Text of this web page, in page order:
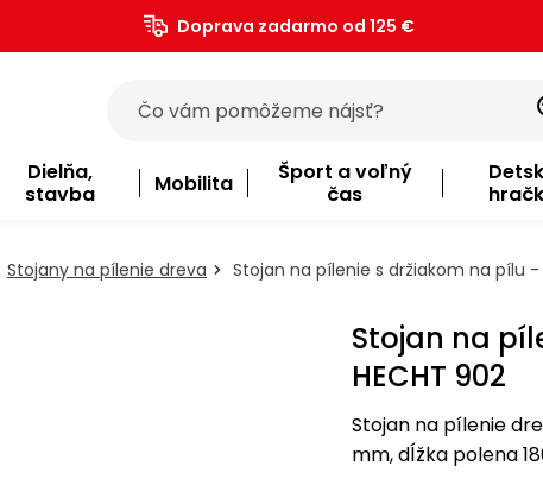
Doprava zadarmo od 125 €
Dielňa,
stavba
Mobilita
Šport a voľný
čas
Stojany na pílenie dreva Stojan na pílenie s držiakom na pílu -
Stojan na
HECHT 902
Stojan na pílenie
mm, dĺžka polena